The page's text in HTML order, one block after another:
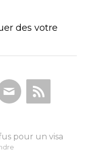
des votre
pour un visa